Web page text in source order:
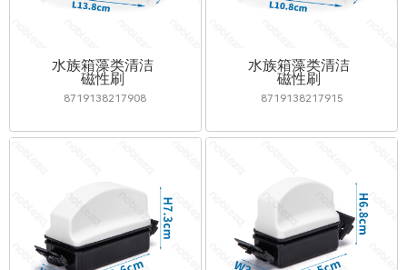
水族箱藻类清洁
磁性刷
8719138217908
水族箱藻类清洁
磁性刷
8719138217915